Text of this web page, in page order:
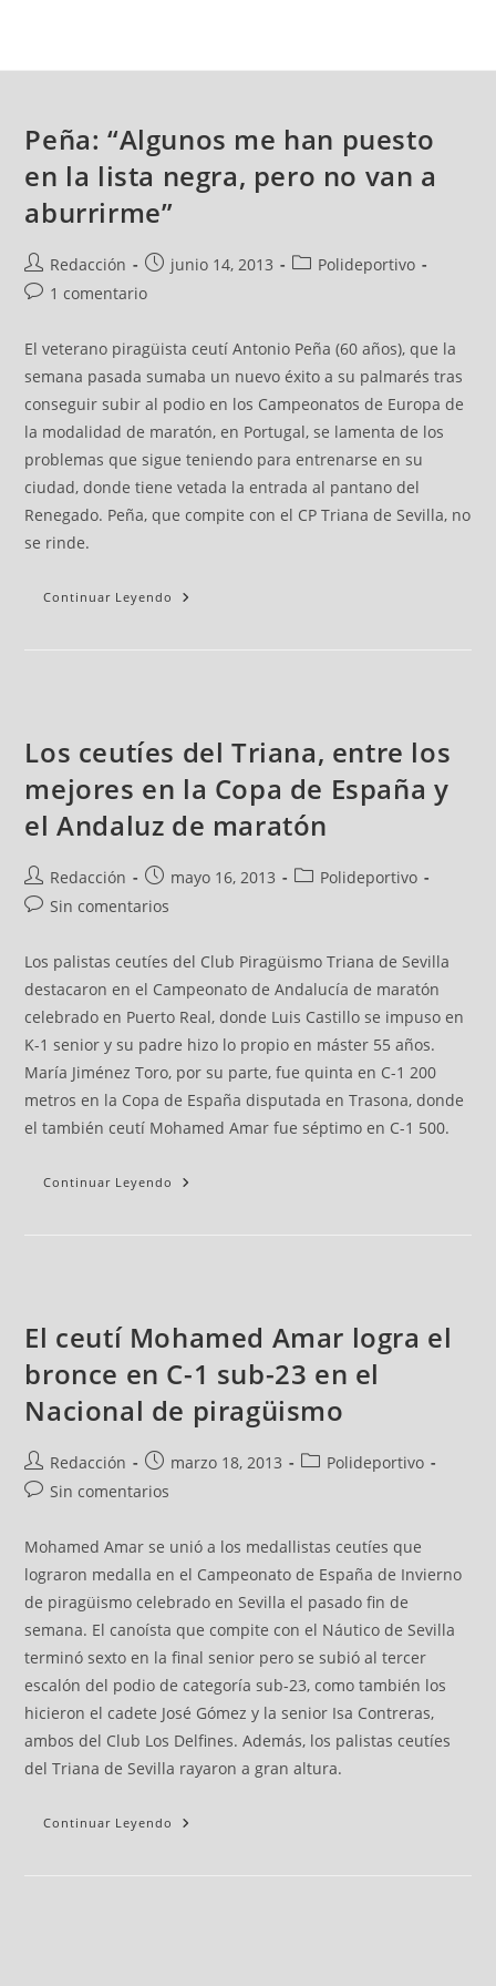
Peña: “Algunos me han puesto
en la lista negra, pero no van a
aburrirme”
Redacción junio 14, 2013
Polideportivo
1 comentario
El veterano piragüista ceutí Antonio Peña (60 años), que la
semana pasada sumaba un nuevo éxito a su palmarés tras
conseguir subir al podio en los Campeonatos de Europa de
la modalidad de maratón, en Portugal, se lamenta de los
problemas que sigue teniendo para entrenarse en su
ciudad, donde tiene vetada la entrada al pantano del
Renegado. Peña, que compite con el CP Triana de Sevilla, no
se rinde.
Continuar Leyendo
Los ceutíes del Triana, entre los
mejores en la Copa de España y
el Andaluz de maratón
Redacción mayo 16, 2013
Polideportivo
Sin comentarios
Los palistas ceutíes del Club Piragüismo Triana de Sevilla
destacaron en el Campeonato de Andalucía de maratón
celebrado en Puerto Real, donde Luis Castillo se impuso en
K-1 senior y su padre hizo lo propio en máster 55 años.
María Jiménez Toro, por su parte, fue quinta en C-1 200
metros en la Copa de España disputada en Trasona, donde
el también ceutí Mohamed Amar fue séptimo en C-1 500.
Continuar Leyendo
El ceutí Mohamed Amar logra el
bronce en C-1 sub-23 en el
Nacional de piragüismo
Redacción marzo 18, 2013
Polideportivo
Sin comentarios
Mohamed Amar se unió a los medallistas ceutíes que
lograron medalla en el Campeonato de España de Invierno
de piragüismo celebrado en Sevilla el pasado fin de
semana. El canoísta que compite con el Náutico de Sevilla
terminó sexto en la final senior pero se subió al tercer
escalón del podio de categoría sub-23, como también los
hicieron el cadete José Gómez y la senior Isa Contreras,
ambos del Club Los Delfines. Además, los palistas ceutíes
del Triana de Sevilla rayaron a gran altura.
Continuar Leyendo